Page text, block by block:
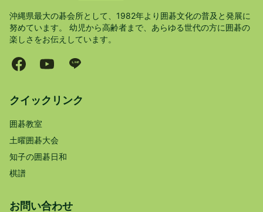
沖縄県最大の碁会所として、1982年より囲碁文化の普及と発展に
努めています。 幼児から高齢者まで、あらゆる世代の方に囲碁の
楽しさをお伝えしています。
クイックリンク
囲碁教室
土曜囲碁大会
知子の囲碁日和
棋譜
お問い合わせ